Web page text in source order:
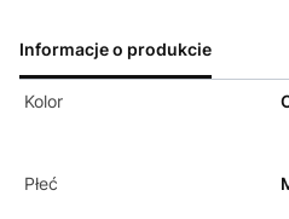
Informacje o produkcie
Kolor
Płeć